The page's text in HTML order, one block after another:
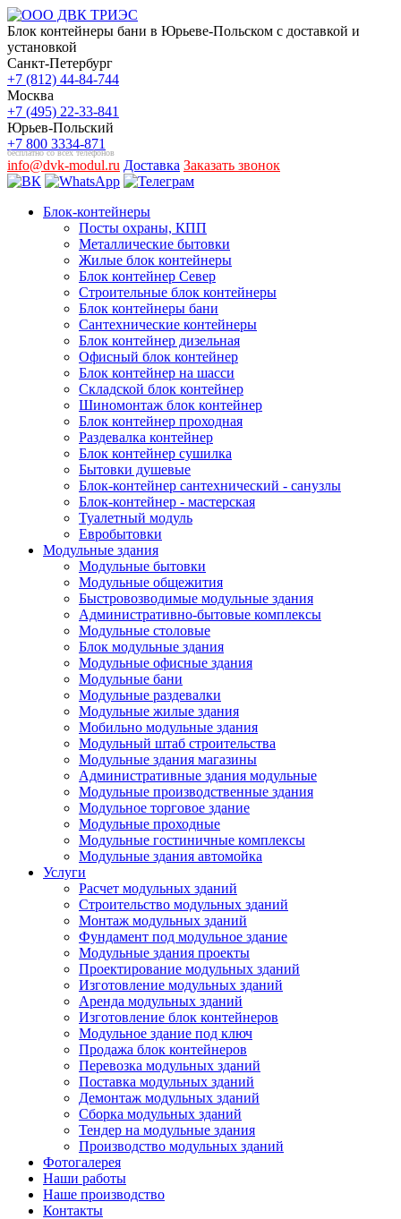
Блок контейнеры бани в Юрьеве-Польском с доставкой и
установкой
Санкт-Петербург
+7 (812) 44-84-744
Москва
+7 (495) 22-33-841
Юрьев-Польский
+7 800 3334-871
бесплатно со всех телефонов
info@dvk-modul.ru Доставка Заказать звонок
Блок-контейнеры
Посты охраны, КПП
Металлические бытовки
Жилые блок контейнеры
Блок контейнер Север
Строительные блок контейнеры
Блок контейнеры бани
Сантехнические контейнеры
Блок контейнер дизельная
Офисный блок контейнер
Блок контейнер на шасси
Складской блок контейнер
Шиномонтаж блок контейнер
Блок контейнер проходная
Раздевалка контейнер
Блок контейнер сушилка
Бытовки душевые
Блок-контейнер сантехнический - санузлы
Блок-контейнер - мастерская
Туалетный модуль
Евробытовки
Модульные здания
Модульные бытовки
Модульные общежития
Быстровозводимые модульные здания
Административно-бытовые комплексы
Модульные столовые
Блок модульные здания
Модульные офисные здания
Модульные бани
Модульные раздевалки
Модульные жилые здания
Мобильно модульные здания
Модульный штаб строительства
Модульные здания магазины
Административные здания модульные
Модульные производственные здания
Модульное торговое здание
Модульные проходные
Модульные гостиничные комплексы
Модульные здания автомойка
Услуги
Расчет модульных зданий
Строительство модульных зданий
Монтаж модульных зданий
Фундамент под модульное здание
Модульные здания проекты
Проектирование модульных зданий
Изготовление модульных зданий
Аренда модульных зданий
Изготовление блок контейнеров
Модульное здание под ключ
Продажа блок контейнеров
Перевозка модульных зданий
Поставка модульных зданий
Демонтаж модульных зданий
Сборка модульных зданий
Тендер на модульные здания
Производство модульных зданий
Фотогалерея
Наши работы
Наше производство
Контакты